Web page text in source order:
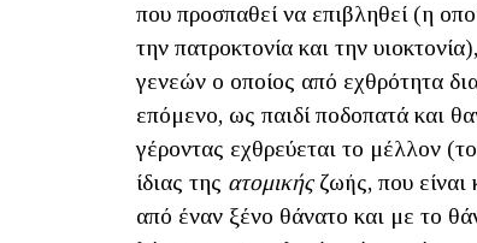
που προσπαθεί να επιβληθεί (η
την πατροκτονία και την
γενεών ο οποίος από εχθρότητα
επόμενο, ως παιδί ποδοπατά και
γέροντας εχθρεύεται το μέλλον
ίδιας της ατομικής ζωής, που είναι
από έναν ξένο θάνατο και με το